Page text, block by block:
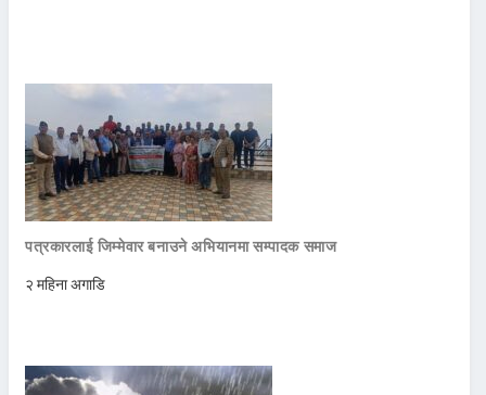
पत्रकारलाई जिम्मेवार बनाउने अभियानमा सम्पादक समाज
२ महिना अगाडि